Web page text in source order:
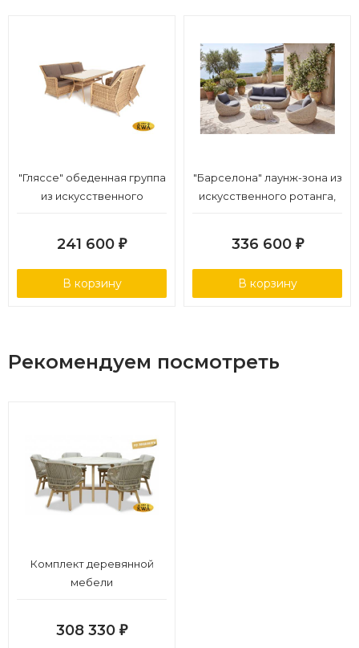
"Гляссе" обеденная группа
из искусственного
241 600 ₽
В корзину
"Барселона" лаунж-зона из
искусственного ротанга,
336 600 ₽
В корзину
Рекомендуем посмотреть
Комплект деревянной
мебели
308 330 ₽